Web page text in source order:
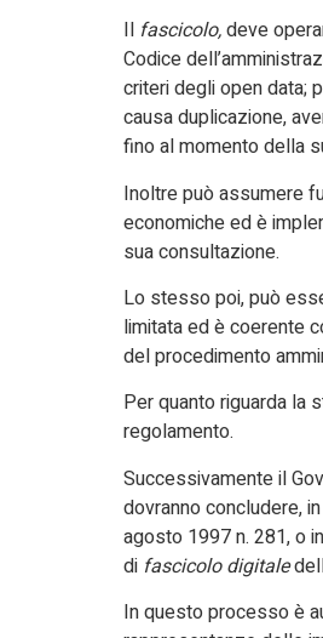
Il fascicolo,deve
Codice
criteri degli open data;
causa duplicazione,
fino al momento della
Inoltre può assumere
economiche ed è
sua consultazione.
Lo stesso poi, può
limitata ed è coerente
del procedimento
Per quanto riguarda la
regolamento.
Successivamente il
dovranno concludere,
agosto 1997 n. 281, o
di fascicolo digitale
In questo processo è